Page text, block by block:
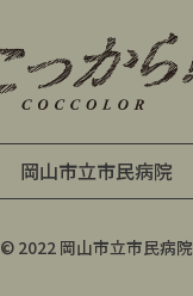
岡山市立市民病院
© 2022 岡山市立市民病院